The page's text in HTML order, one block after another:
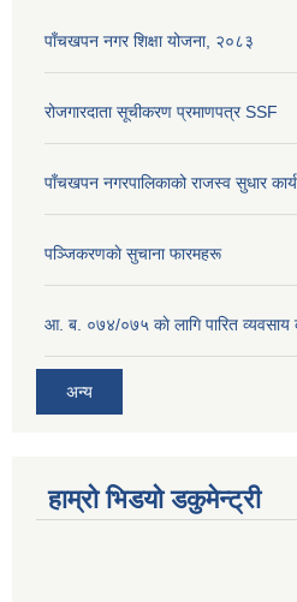
पाँचखपन नगर शिक्षा योजना, २०८३
रोजगारदाता सूचीकरण प्रमाणपत्र SSF
पाँचखपन नगरपालिकाको राजस्व सुधार
पञ्जिकरणकाे सुचाना फारमहरू
आ. ब. ०७४/०७५ काे लागि पारित
अन्य
हाम्रो भिडयो डकुमेन्ट्री